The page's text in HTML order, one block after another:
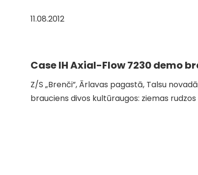
11.08.2012
Case IH Axial-Flow 7230 demo
Z/S „Brenči”, Ārlavas pagastā, Talsu
brauciens divos kultūraugos: ziemas